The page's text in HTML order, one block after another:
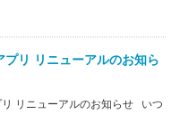
リ リニューアルのお知ら
リニューアルのお知らせ いつ